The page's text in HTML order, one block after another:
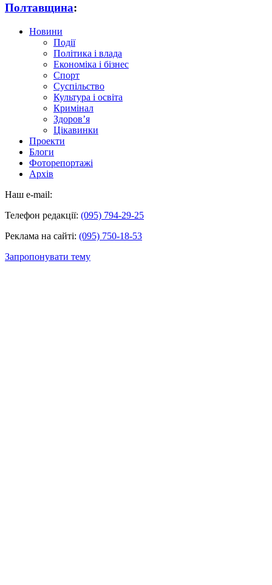
Полтавщина:
Новини
Події
Політика і влада
Економіка і бізнес
Спорт
Суспільство
Культура і освіта
Кримінал
Здоров’я
Цікавинки
Проекти
Блоги
Фоторепортажі
Архів
Наш e-mail:
Телефон редакції: (095) 794-29-25
Реклама на сайті: (095) 750-18-53
Запропонувати тему